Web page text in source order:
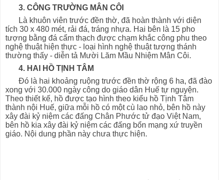
3. CÔNG TRƯỜNG MÂN CÔI
Là khuôn viên trước đền thờ, đã hoàn thành với diện
tích 30 x 480 mét, rải đá, tráng nhựa. Hai bên là 15 pho
tượng bằng đá cẩm thạch được chạm khắc công phu theo
nghệ thuật hiện thực - loại hình nghệ thuật tượng thánh
thường thấy - diễn tả Mười Lăm Mầu Nhiệm Mân Côi.
4. HAI HỒ TỊNH TÂM
Đó là hai khoảng ruộng trước đền thờ rộng 6 ha, đã đào
xong với 30.000 ngày công do giáo dân Huế tự nguyện.
Theo thiết kế, hồ được tạo hình theo kiểu hồ Tịnh Tâm
thành nội Huế, giữa mỗi hồ có một cù lao nhỏ, bên hồ này
xây đài kỷ niệm các đấng Chân Phước tử đạo Việt Nam,
bên hồ kia xây đài kỷ niệm các đấng bổn mạng xứ truyền
giáo. Nội dung phần này chưa thực hiện.